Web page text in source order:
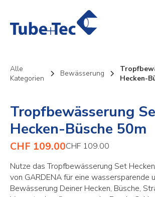
Alle
Kategorien
Bewässerung
Hecken-
Tropfbewässerung
Hecken-Büsche 50m
CHF 109.00CHF 109.00
Nutze das Tropfbewässerung Set
von GARDENA für eine wassersparende
Bewässerung Deiner Hecken, Büsche,